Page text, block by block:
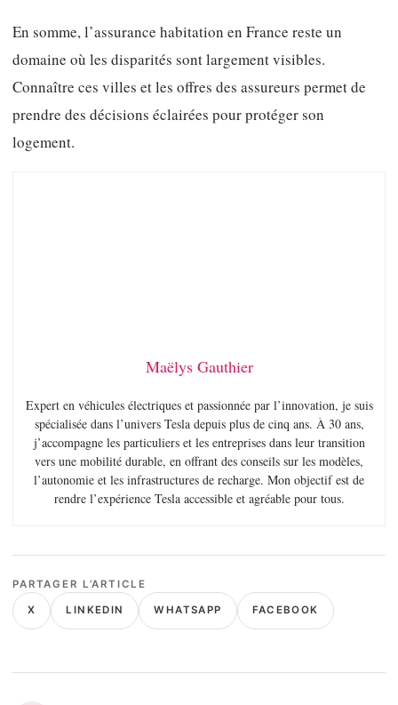
En somme, l’assurance habitation en France reste un
domaine où les disparités sont largement visibles.
Connaître ces villes et les offres des assureurs permet de
prendre des décisions éclairées pour protéger son
logement.
Maëlys Gauthier
Expert en véhicules électriques et passionnée par l’innovation, je suis
spécialisée dans l’univers Tesla depuis plus de cinq ans. À 30 ans,
j’accompagne les particuliers et les entreprises dans leur transition
vers une mobilité durable, en offrant des conseils sur les modèles,
l’autonomie et les infrastructures de recharge. Mon objectif est de
rendre l’expérience Tesla accessible et agréable pour tous.
PARTAGER L’ARTICLE
X LINKEDIN WHATSAPP FACEBOOK